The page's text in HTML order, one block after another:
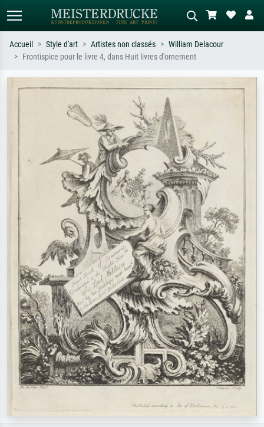
Recherchez par artiste, titre ou style –
impressionnisme, vague de Hokusai,
nu.
Décrivez la scène – ex. prairie verte,
abstrait avec beaucoup de rouge,
tableau sombre, nu debout près d'un
Accueil Style d'art Artistes non classés
William Delacour
Frontispice pour le livre 4, dans Huit livres d'ornement